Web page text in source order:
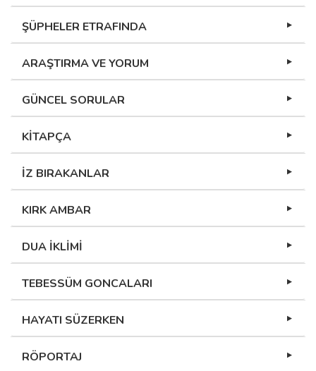
ŞÜPHELER ETRAFINDA
ARAŞTIRMA VE YORUM
GÜNCEL SORULAR
KİTAPÇA
İZ BIRAKANLAR
KIRK AMBAR
DUA İKLİMİ
TEBESSÜM GONCALARI
HAYATI SÜZERKEN
RÖPORTAJ